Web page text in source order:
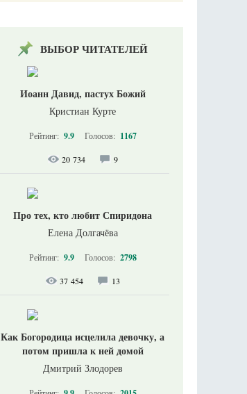
ВЫБОР ЧИТАТЕЛЕЙ
Иоанн Давид, пастух Божий
Кристиан Курте
Рейтинг: 9.9 Голосов: 1167
20 734 9
Про тех, кто любит Спиридона
Елена Долгачёва
Рейтинг: 9.9 Голосов: 2798
37 454 13
Как Богородица исцелила девочку, а
потом пришла к ней домой
Дмитрий Злодорев